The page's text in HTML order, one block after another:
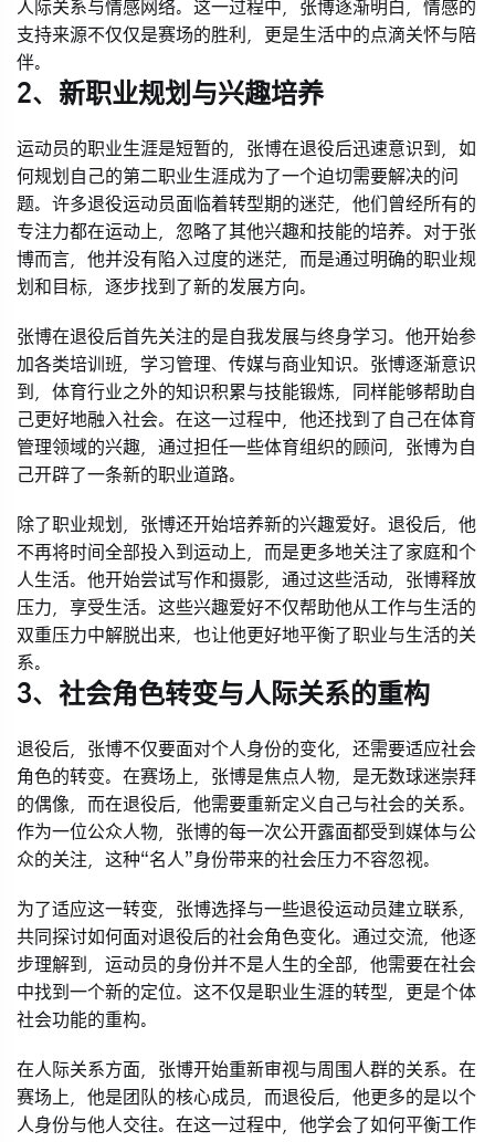
人际关系与情感网络。这一过程中，张博逐渐明白，情感的
支持来源不仅仅是赛场的胜利，更是生活中的点滴关怀与陪
伴。
2、新职业规划与兴趣培养
运动员的职业生涯是短暂的，张博在退役后迅速意识到，如
何规划自己的第二职业生涯成为了一个迫切需要解决的问
题。许多退役运动员面临着转型期的迷茫，他们曾经所有的
专注力都在运动上，忽略了其他兴趣和技能的培养。对于张
博而言，他并没有陷入过度的迷茫，而是通过明确的职业规
划和目标，逐步找到了新的发展方向。
张博在退役后首先关注的是自我发展与终身学习。他开始参
加各类培训班，学习管理、传媒与商业知识。张博逐渐意识
到，体育行业之外的知识积累与技能锻炼，同样能够帮助自
己更好地融入社会。在这一过程中，他还找到了自己在体育
管理领域的兴趣，通过担任一些体育组织的顾问，张博为自
己开辟了一条新的职业道路。
除了职业规划，张博还开始培养新的兴趣爱好。退役后，他
不再将时间全部投入到运动上，而是更多地关注了家庭和个
人生活。他开始尝试写作和摄影，通过这些活动，张博释放
压力，享受生活。这些兴趣爱好不仅帮助他从工作与生活的
双重压力中解脱出来，也让他更好地平衡了职业与生活的关
系。
3、社会角色转变与人际关系的重构
退役后，张博不仅要面对个人身份的变化，还需要适应社会
角色的转变。在赛场上，张博是焦点人物，是无数球迷崇拜
的偶像，而在退役后，他需要重新定义自己与社会的关系。
作为一位公众人物，张博的每一次公开露面都受到媒体与公
众的关注，这种“名人”身份带来的社会压力不容忽视。
为了适应这一转变，张博选择与一些退役运动员建立联系，
共同探讨如何面对退役后的社会角色变化。通过交流，他逐
步理解到，运动员的身份并不是人生的全部，他需要在社会
中找到一个新的定位。这不仅是职业生涯的转型，更是个体
社会功能的重构。
在人际关系方面，张博开始重新审视与周围人群的关系。在
赛场上，他是团队的核心成员，而退役后，他更多的是以个
人身份与他人交往。在这一过程中，他学会了如何平衡工作